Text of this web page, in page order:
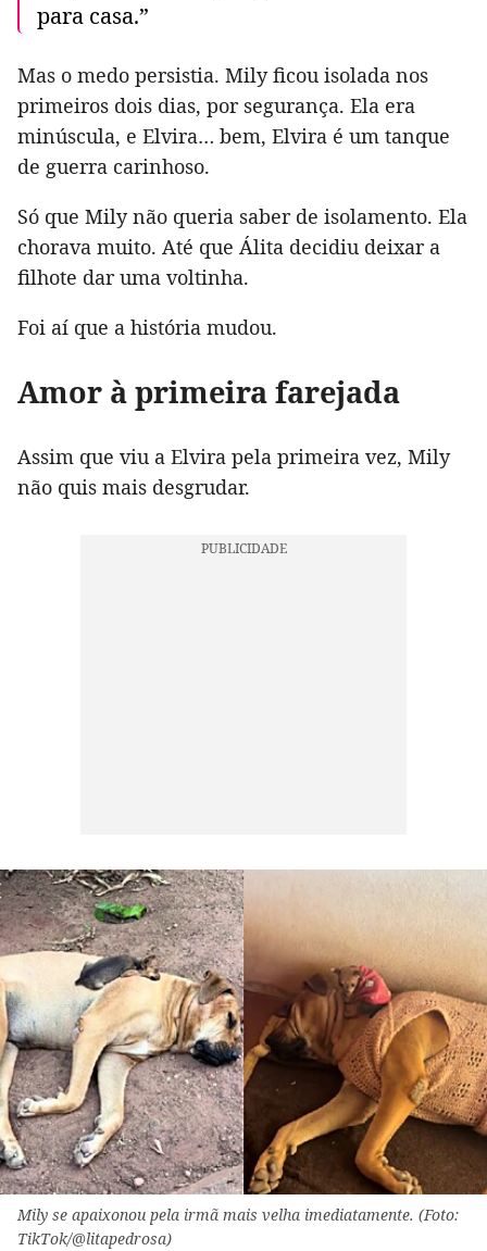
para casa.”
Mas o medo persistia. Mily ficou isolada nos
primeiros dois dias, por segurança. Ela era
minúscula, e Elvira… bem, Elvira é um tanque
de guerra carinhoso.
Só que Mily não queria saber de isolamento. Ela
chorava muito. Até que Álita decidiu deixar a
filhote dar uma voltinha.
Foi aí que a história mudou.
Amor à primeira farejada
Assim que viu a Elvira pela primeira vez, Mily
não quis mais desgrudar.
Mily se apaixonou pela irmã mais velha imediatamente. (Foto:
TikTok/@litapedrosa)